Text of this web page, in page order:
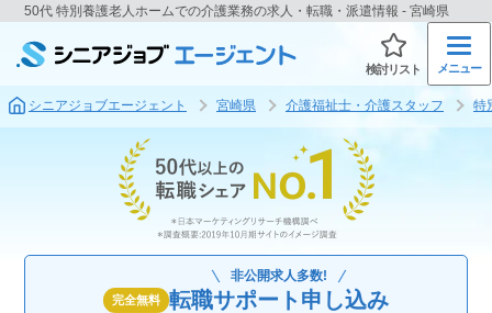
50代 特別養護老人ホームでの介護業務の求人・転職・派遣情報 - 宮崎県
検討リスト メニュー
シニアジョブエージェント 宮崎県 介護福祉士・介護スタッフ 特
完全無料
非公開求人多数!
転職サポート申し込み